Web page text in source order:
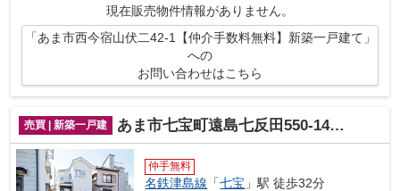
現在販売物件情報がありません。
「あま市西今宿山伏二42-1【仲介手数料無料】新築一戸建て」
への
お問い合わせはこちら
売買 | 新築一戸建 あま市七宝町遠島七反田550-14【仲介手数料無料】新築一戸建て
仲手無料
名鉄津島線 「七宝 」駅 徒歩32分